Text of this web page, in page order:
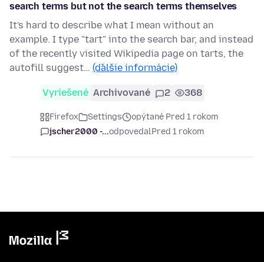
search terms but not the search terms themselves
It's hard to describe what I mean without an
example. I type "tart" into the search bar, and instead
of the recently visited Wikipedia page on tarts, the
autofill suggest… (ďalšie informácie)
Vyriešené Archivované 2 368
Firefox Settings
opýtané Pred 1 rokom
jscher2000 -...odpovedalPred 1 rokom